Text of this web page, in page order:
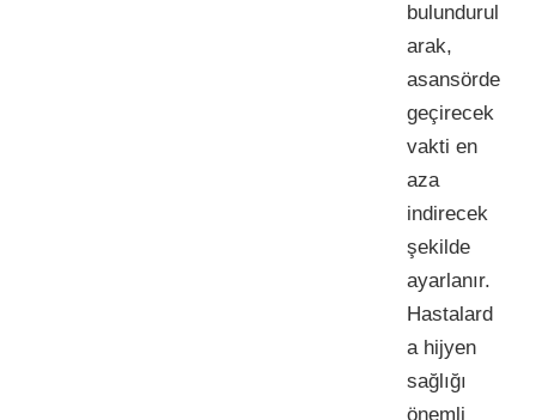
bulundurul
arak,
asansörde
geçirecek
vakti en
aza
indirecek
şekilde
ayarlanır.
Hastalard
a hijyen
sağlığı
önemli